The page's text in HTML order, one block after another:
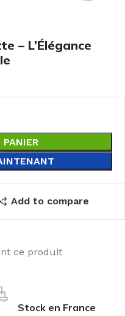
– L’Élégance
Add to compare
ce produit
Stock en France